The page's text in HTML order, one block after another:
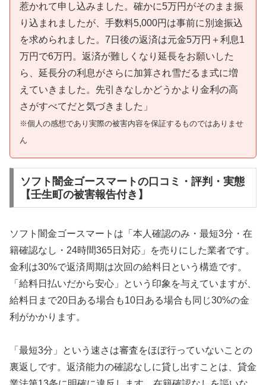
惹かれて申し込みました。確かに5万円がそのまま振
り込まれましたが、手数料5,000円は事前に別途振込
を求められました。7日後の返済は元金5万円＋利息1
万円で6万円。返済が難しくなり延長をお願いした
ら、延長分の利息がさらに加算され雪だるま式に増
えていきました。先引きなしかどうかより金利の高
さがすべてだと気づきました」
※個人の感想であり実際の被害内容を保証するものではありませ
ん
ソフト闇金ゴースマートの口コミ・評判・実態
【壬生町の被害報告付き】
ソフト闇金ゴースマートは「本人確認のみ・最短3分・在
籍確認なし・24時間365日対応」を売りにした業者です。
金利は30%で返済周期は次回の給料日という構造です。
「給料日払いだから安心」という印象を与えていますが、
給料日まで20日ある場合も10日ある場合も同じ30%の金
利がかかります。
「最短3分」という速さは審査をほぼ行っていないことの
裏返しです。返済能力の確認なしに貸し出すことは、貸金